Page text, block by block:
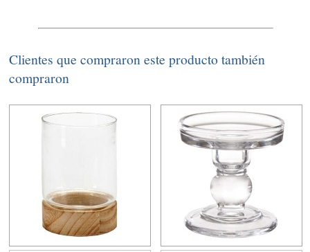
Clientes que compraron este producto también
compraron